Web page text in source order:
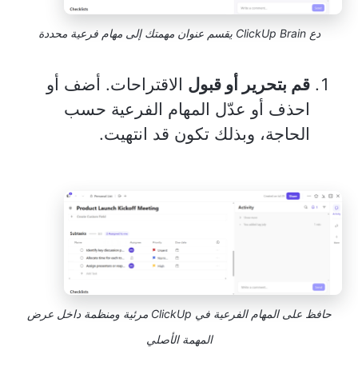
دع ClickUp Brain يقسم عنوان مهمتك إلى مهام فرعية محددة
قم بتحرير أو قبول الاقتراحات. أضف أو
احذف أو عدّل المهام الفرعية حسب
الحاجة، وبذلك تكون قد انتهيت.
حافظ على المهام الفرعية في ClickUp مرئية ومنظمة داخل عرض
المهمة الأصلي